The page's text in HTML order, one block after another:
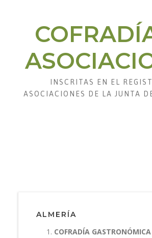
INSCRITAS EN EL
ASOCIACIONES DE LA JUNTA
ALMERÍA
COFRADÍA